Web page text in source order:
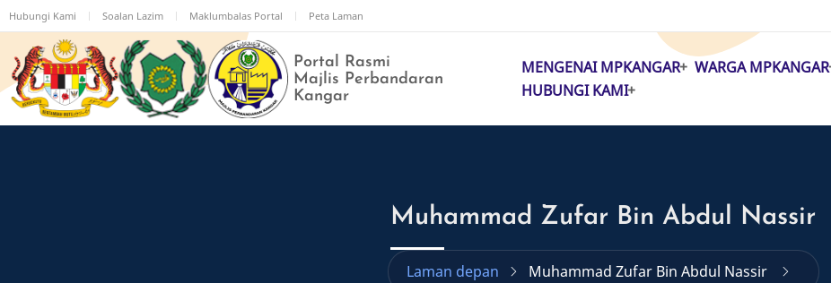
Langkau
ke
kandungan
utama
Hubungi Kami Soalan Lazim Maklumbalas Portal Peta Laman
Portal Rasmi
Majlis Perbandaran
Kangar
MAIN
MENGENAI MPKANGAR WARGA MPKANGAR
HUBUNGI KAMI
Muhammad Zufar Bin Abdul Nassir
Laman depan Muhammad Zufar Bin Abdul Nassir